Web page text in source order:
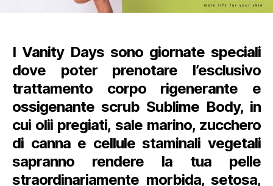
I Vanity Days sono giornate speciali
dove poter prenotare l’esclusivo
trattamento corpo rigenerante e
ossigenante scrub Sublime Body, in
cui olii pregiati, sale marino, zucchero
di canna e cellule staminali vegetali
sapranno rendere la tua pelle
straordinariamente morbida, setosa,